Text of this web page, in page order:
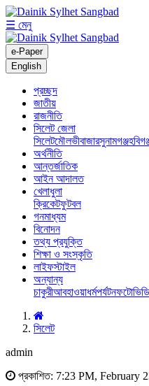
☰ মেনু
e-Paper
English
প্রচ্ছদ
জাতীয়
রাজনীতি
সিলেট জেলা
সিলেটমৌলভীবাজারসুনামগঞ্জ
অর্থনীতি
আন্তর্জাতিক
আইন আদালত
খেলাধুলা
ক্রিকেটফুটবল
গনমাধ্যম
বিনোদন
তথ্য প্রযুক্তি
শিক্ষা ও সংস্কৃতি
লাইফস্টাইল
অন্যান্য
চাকুরীআবহাওয়াধর্মপর্যটনফটো
সিলেট
admin
প্রকাশিত: 7:23 PM, February